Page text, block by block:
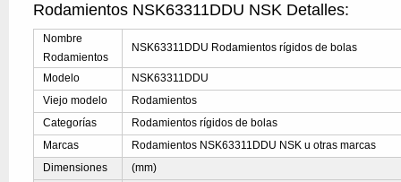
Rodamientos NSK63311DDU NSK Detalles:
Nombre
Rodamientos
NSK63311DDU Rodamientos rígidos de bolas
Modelo
NSK63311DDU
Viejo modelo
Rodamientos
Categorías
Rodamientos rígidos de bolas
Marcas
Rodamientos NSK63311DDU NSK u otras marcas
Dimensiones
(mm)